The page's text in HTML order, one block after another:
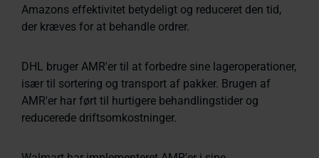
Amazons effektivitet betydeligt og reduceret den tid,
der kræves for at behandle ordrer.
DHL bruger AMR'er til at forbedre sine lageroperationer,
især til sortering og transport af pakker. Brugen af
AMR'er har ført til hurtigere behandlingstider og
reducerede driftsomkostninger.